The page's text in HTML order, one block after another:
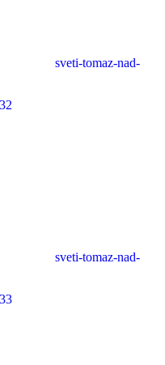
sveti-tomaz-nad-
sveti-tomaz-nad-